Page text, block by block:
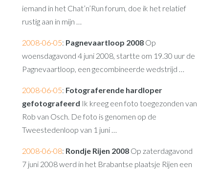
iemand in het Chat’n’Run forum, doe ik het relatief
rustig aan in mijn …
2008-06-05: Pagnevaartloop 2008Op
woensdagavond 4 juni 2008, startte om 19.30 uur de
Pagnevaartloop, een gecombineerde wedstrijd …
2008-06-05: Fotograferende hardloper
gefotografeerd Ik kreeg een foto toegezonden van
Rob van Osch. De foto is genomen op de
Tweestedenloop van 1 juni …
2008-06-08: Rondje Rijen 2008Op zaterdagavond
7 juni 2008 werd in het Brabantse plaatsje Rijen een